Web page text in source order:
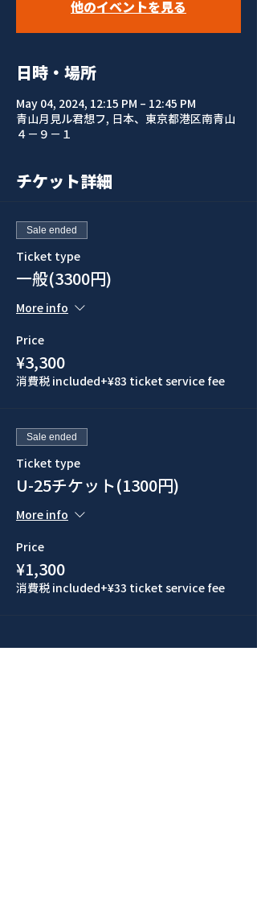
他のイベントを見る
日時・場所
May 04, 2024, 12:15 PM – 12:45 PM
青山月見ル君想フ, 日本、東京都港区南青山
４−９−１
チケット詳細
Sale ended
Ticket type
一般(3300円)
More info
Price
¥3,300
消費税 included+¥83 ticket service fee
Sale ended
Ticket type
U-25チケット(1300円)
More info
Price
¥1,300
消費税 included+¥33 ticket service fee